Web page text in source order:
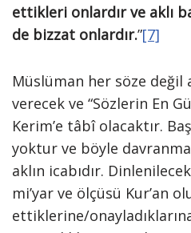
ettikleri onlardır ve aklı
de bizzat onlardır.”[7]
Müslüman her söze değil
verecek ve “Sözlerin En
Kerim’e tâbî olacaktır.
yoktur ve böyle
aklın icabıdır.
mi’yar ve ölçüsü Kur’an
ettiklerine/